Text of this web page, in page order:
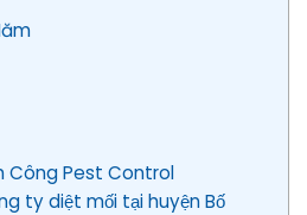
Công Pest Control
ty diệt mối tại huyện Bố